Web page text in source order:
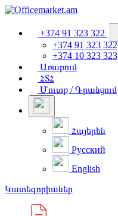
+374 91 323 322
+374 91 323 322
+374 10 323 323
Առաքում
ՀՏՀ
Մուտք / Գրանցում
Հայերեն
Русский
English
Կատեգորիաներ